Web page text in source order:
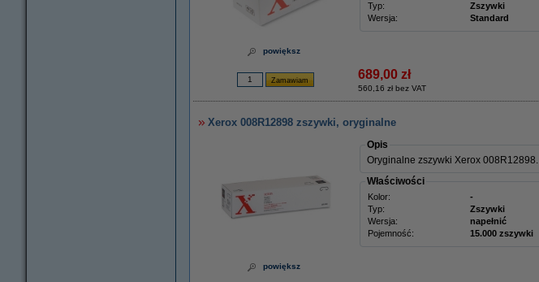
powiększ
Typ:
Zszywki
Wersja:
Standard
689,00 zł
560,16 zł bez VAT
Xerox 008R12898 zszywki, oryginalne
powiększ
Opis
Oryginalne zszywki Xerox 008R12898.
Właściwości
Kolor: -
Typ:
Zszywki
Wersja:
napełnić
Pojemność:
15.000 zszywki